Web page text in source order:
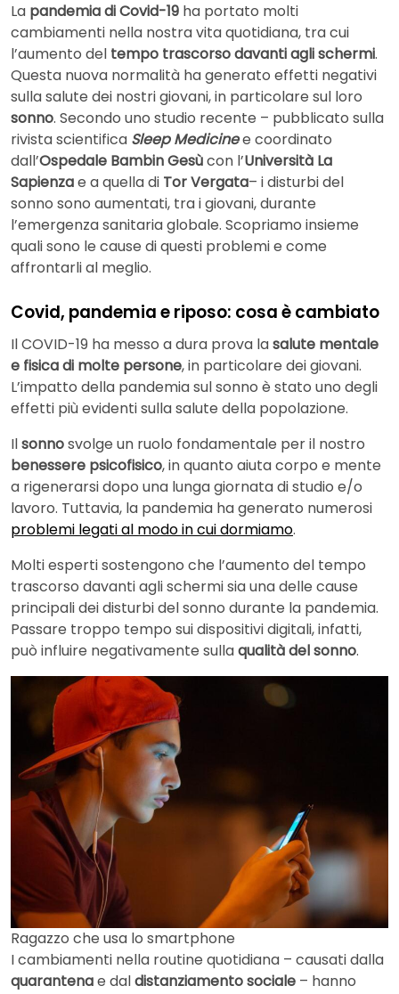
La pandemia di Covid-19 ha portato molti
cambiamenti nella nostra vita quotidiana, tra cui
l’aumento del tempo trascorso davanti agli schermi.
Questa nuova normalità ha generato effetti negativi
sulla salute dei nostri giovani, in particolare sul loro
sonno. Secondo uno studio recente – pubblicato sulla
rivista scientifica Sleep Medicinee coordinato
dall’Ospedale Bambin Gesùcon l’Università La
Sapienzae a quella di Tor Vergata– i disturbi del
sonno sono aumentati, tra i giovani, durante
l’emergenza sanitaria globale. Scopriamo insieme
quali sono le cause di questi problemi e come
affrontarli al meglio.
Covid, pandemia e riposo: cosa è cambiato
Il COVID-19 ha messo a dura prova lasalute mentale
e fisica di molte persone, in particolare dei giovani.
L’impatto della pandemia sul sonno è stato uno degli
effetti più evidenti sulla salute della popolazione.
Ilsonnosvolge un ruolo fondamentale per il nostro
benessere psicofisico, in quanto aiuta corpo e mente
a rigenerarsi dopo una lunga giornata di studio e/o
lavoro. Tuttavia, la pandemia ha generato numerosi
problemi legati al modo in cui dormiamo.
Molti esperti sostengono che l’aumento del tempo
trascorso davanti agli schermi sia una delle cause
principali dei disturbi del sonno durante la pandemia.
Passare troppo tempo sui dispositivi digitali, infatti,
può influire negativamente sullaqualità del sonno.
Ragazzo che usa lo smartphone
I cambiamenti nella routine quotidiana – causati dalla
quarantenae daldistanziamento sociale – hanno